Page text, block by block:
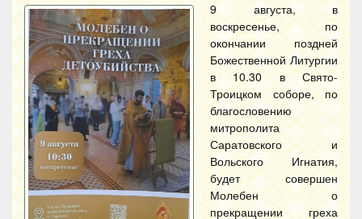
9 августа, в
воскресенье, по
окончании поздней
Божественной Литургии
в 10.30 в Свято-
Троицком соборе, по
благословению
митрополита
Саратовского и
Вольского Игнатия,
будет совершен
Молебен о
прекращении греха